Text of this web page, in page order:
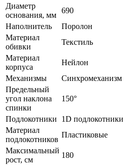
Диаметр
основания, мм
690
Наполнитель
Поролон
Материал
обивки
Текстиль
Материал
корпуса
Нейлон
Механизмы
Синхромеханизм
Предельный
угол наклона
спинки
150°
Подлокотники
1D подлокотники
Материал
подлокотников
Пластиковые
Максимальный
рост, см
180